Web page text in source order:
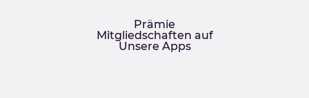
Prämie
Mitgliedschaften auf
Unsere Apps